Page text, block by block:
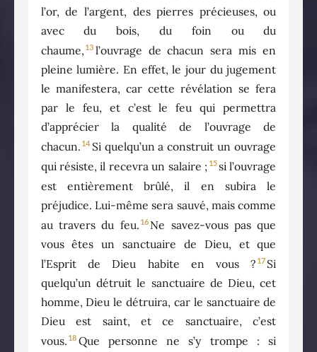
l’or, de l’argent, des pierres précieuses, ou
avec du bois, du foin ou du
chaume, 13 l’ouvrage de chacun sera mis en
pleine lumière. En effet, le jour du jugement
le manifestera, car cette révélation se fera
par le feu, et c’est le feu qui permettra
d’apprécier la qualité de l’ouvrage de
chacun. 14 Si quelqu’un a construit un ouvrage
qui résiste, il recevra un salaire ; 15si l’ouvrage
est entièrement brûlé, il en subira le
préjudice. Lui-même sera sauvé, mais comme
au travers du feu. 16 Ne savez-vous pas que
vous êtes un sanctuaire de Dieu, et que
l’Esprit de Dieu habite en vous ? 17 Si
quelqu’un détruit le sanctuaire de Dieu, cet
homme, Dieu le détruira, car le sanctuaire de
Dieu est saint, et ce sanctuaire, c’est
vous. 18 Que personne ne s’y trompe : si